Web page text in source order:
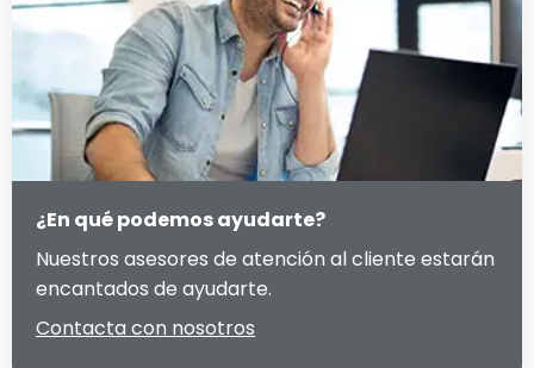
¿En qué podemos ayudarte?
Nuestros asesores de atención al cliente estarán
encantados de ayudarte.
Contacta con nosotros